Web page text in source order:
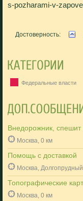
s-pozharami-v-
Достоверность:
Федеральные власти
Внедорожник,
Москва, 0 км
Помощь с доставкой
Москва,
Топографические
Москва, 0 км